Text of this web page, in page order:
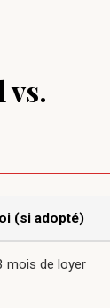
vs.
(si adopté)
mois de loyer